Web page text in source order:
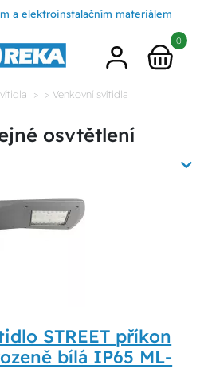
a elektroinstalačním materiálem
0
> Venkovní svítidla
osvtětlení
STREET příkon
bílá IP65 ML-